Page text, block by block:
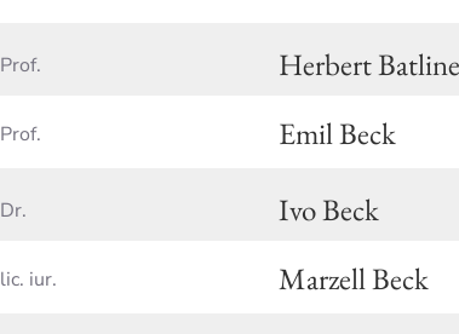
Prof. Herbert
Prof. Emil Beck
Dr. Ivo Beck
lic. iur. Marzell Beck